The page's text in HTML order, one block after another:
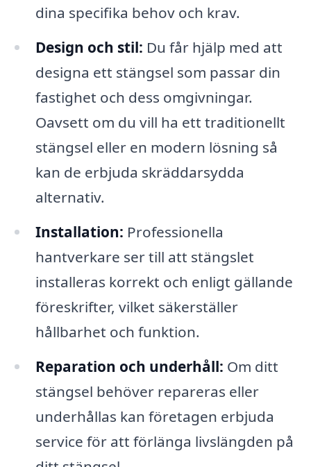
dina specifika behov och krav.
Design och stil: Du får hjälp med att
designa ett stängsel som passar din
fastighet och dess omgivningar.
Oavsett om du vill ha ett traditionellt
stängsel eller en modern lösning så
kan de erbjuda skräddarsydda
alternativ.
Installation: Professionella
hantverkare ser till att stängslet
installeras korrekt och enligt gällande
föreskrifter, vilket säkerställer
hållbarhet och funktion.
Reparation och underhåll: Om ditt
stängsel behöver repareras eller
underhållas kan företagen erbjuda
service för att förlänga livslängden på